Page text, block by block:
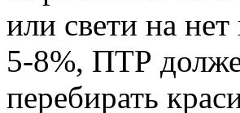
или свети на
5-8%, ПТР
перебирать